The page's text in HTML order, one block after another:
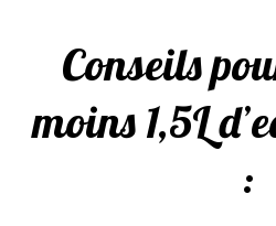
Conseils
moins 1,5L
: